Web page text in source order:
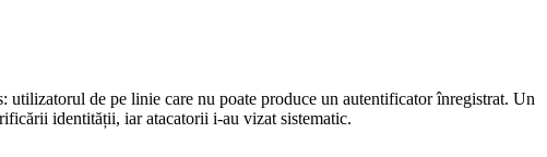
utilizatorul de pe linie care nu poate produce un autentificator înregistrat. Un
identității, iar atacatorii i-au vizat sistematic.